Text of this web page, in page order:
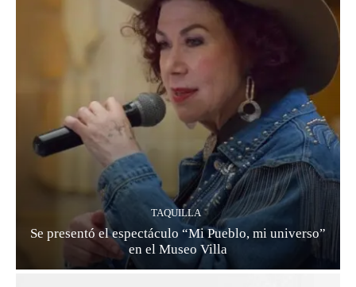
TAQUILLA
Se presentó el espectáculo “Mi Pueblo, mi universo”
en el Museo Villa